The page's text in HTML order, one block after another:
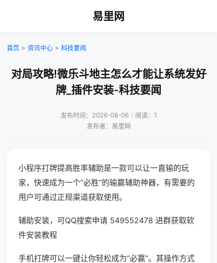
易里网
首页 > 资讯中心 > 科技要闻
对局攻略!微乐斗地主怎么才能让系统发好
牌_插件安装-科技要闻
发布时间：2026-08-06｜阅读：1
发布者：易里网
小程序打牌提高胜率辅助是一款可以让一直输的玩
家，快速成为一个“必胜”的输赢辅助神器，有需要的
用户可通过正规渠道获取使用。
辅助安装，可QQ搜索申请 549552478 进群获取软
件安装教程
手机打牌可以一键让你轻松成为“必赢”。其操作方式